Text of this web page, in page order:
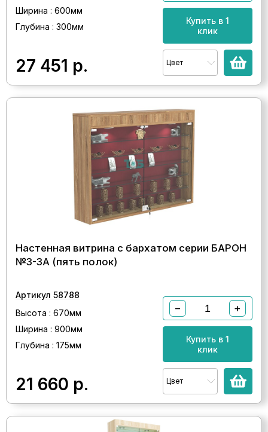
Ширина : 600мм
Глубина : 300мм
27 451 р.
Купить в 1
клик
Цвет
Настенная витрина с бархатом серии БАРОН
№3-3А (пять полок)
Артикул 58788
Высота : 670мм
Ширина : 900мм
Глубина : 175мм
21 660 р.
− +
Купить в 1
клик
Цвет